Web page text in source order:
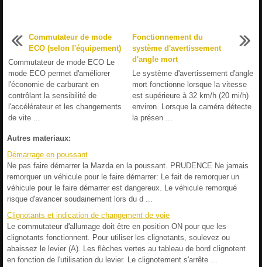
Commutateur de mode
ECO (selon l'équipement)
Commutateur de mode ECO Le
mode ECO permet d'améliorer
l'économie de carburant en
contrôlant la sensibilité de
l'accélérateur et les changements
de vite ...
Fonctionnement du
système d'avertissement
d'angle mort
Le système d'avertissement d'angle
mort fonctionne lorsque la vitesse
est supérieure à 32 km/h (20 mi/h)
environ. Lorsque la caméra détecte
la présen ...
Autres materiaux:
Démarrage en poussant
Ne pas faire démarrer la Mazda en la poussant. PRUDENCE Ne jamais
remorquer un véhicule pour le faire démarrer: Le fait de remorquer un
véhicule pour le faire démarrer est dangereux. Le véhicule remorqué
risque d'avancer soudainement lors du d ...
Clignotants et indication de changement de voie
Le commutateur d'allumage doit être en position ON pour que les
clignotants fonctionnent. Pour utiliser les clignotants, soulevez ou
abaissez le levier (A). Les flèches vertes au tableau de bord clignotent
en fonction de l'utilisation du levier. Le clignotement s'arrête ...